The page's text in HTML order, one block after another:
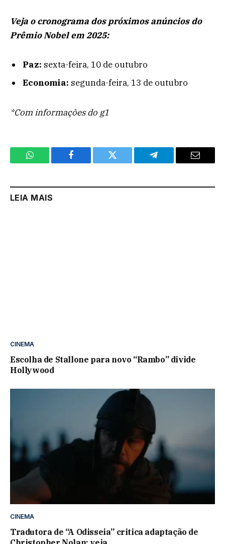
Veja o cronograma dos próximos anúncios do
Prêmio Nobel em 2025:
Paz: sexta-feira, 10 de outubro
Economia: segunda-feira, 13 de outubro
*Com informações do g1
WhatsApp Facebook Twitter Telegram Email
LEIA MAIS
CINEMA
Escolha de Stallone para novo “Rambo” divide
Hollywood
CINEMA
Tradutora de “A Odisseia” critica adaptação de